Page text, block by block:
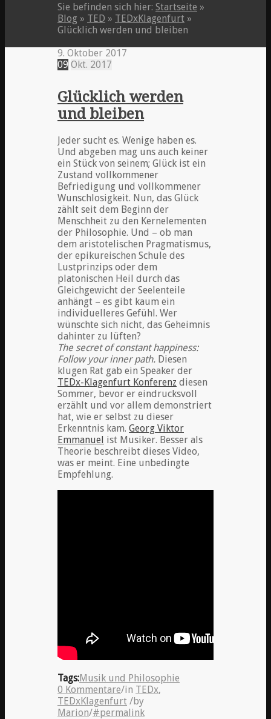
Sie befinden sich hier: Startseite »
Blog » TED » TEDxKlagenfurt »
Glücklich werden und bleiben
9. Oktober 2017
09 Okt. 2017
Glücklich werden
und bleiben
Jeder sucht es. Wenige haben es.
Und abgeben mag uns auch keiner
ein Stück von seinem; Glück ist ein
Zustand vollkommener
Befriedigung und vollkommener
Wunschlosigkeit. Nun, das Glück
zählt seit dem Beginn der
Menschheit zu den Kernelementen
der Philosophie. Und – ob man
dem aristotelischen Pragmatismus,
der epikureischen Schule des
Lustprinzips oder dem
platonischen Heil durch das
Gleichgewicht der Seelenteile
anhängt – es gibt kaum ein
individuelleres Gefühl. Wer
wünschte sich nicht, das Geheimnis
dahinter zu lüften?
The secret of constant happiness:
Follow your inner path. Diesen
klugen Rat gab ein Speaker der
TEDx-Klagenfurt Konferenz diesen
Sommer, bevor er eindrucksvoll
erzählt und vor allem demonstriert
hat, wie er selbst zu dieser
Erkenntnis kam. Georg Viktor
Emmanuel ist Musiker. Besser als
Theorie beschreibt dieses Video,
was er meint. Eine unbedingte
Empfehlung.
Tags:Musik und Philosophie
0 Kommentare/in TEDx,
TEDxKlagenfurt /by
Marion/#permalink